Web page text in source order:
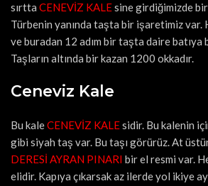
sırtta CENEVİZ KALEsine girdiğimizde
Türbenin yanında taşta bir işaretimiz var.
ve buradan 12 adım bir taşta daire
Taşların altında bir kazan 1200 okkadır.
Ceneviz Kale
Bu kaleCENEVİZ KALEsidir. Bu kalenin
gibi siyah taş var. Bu taşı görürüz. At
DERESİ AYRAN PINARI bir el resmi var.
elidir. Kapıya çıkarsak az ilerde yol ikiye